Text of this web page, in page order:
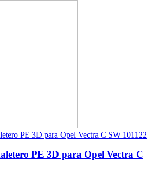
PE 3D para Opel Vectra C